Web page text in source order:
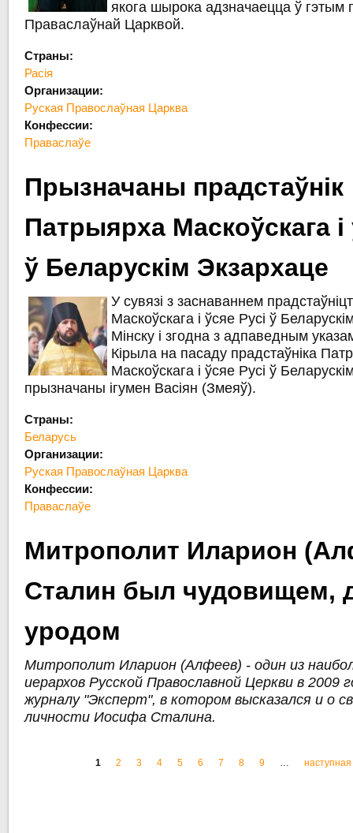
якога шырока адзначаецца ў гэтым
Праваслаўнай Царквой.
Страны:
Расія
Организации:
Руская Правослаўная Царква
Конфессии:
Праваслаўе
Прызначаны прадстаўнік
Патрыярха Маскоўскага і
ў Беларускім Экзархаце
У сувязі з заснаваннем
Маскоўскага і ўсяе Русі ў
Мінску і згодна з адпаведным
Кірыла на пасаду прадстаўніка
Маскоўскага і ўсяе Русі ў
прызначаны ігумен Васіян (Змеяў).
Страны:
Беларусь
Организации:
Руская Правослаўная Царква
Конфессии:
Праваслаўе
Митрополит Иларион
Сталин был чудовищем,
уродом
Митрополит Иларион (Алфеев) - один из
иерархов Русской Православной Церкви в 2009
журналу "Эксперт", в котором высказался и о
личности Иосифа Сталина.
Старонкі
1 2 3 4 5 6 7 8 9 … наступная